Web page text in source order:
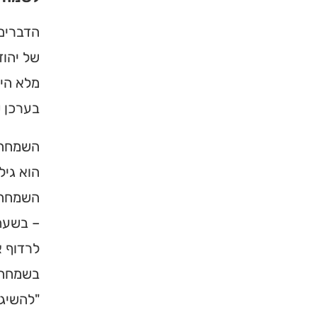
של
מלא
בערכן
הוא
השמחה
–
לרדוף
בשמחה